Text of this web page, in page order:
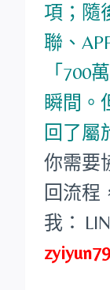
項；隨
聯、
「700
瞬間。
回了屬
你需要
回流程
我：